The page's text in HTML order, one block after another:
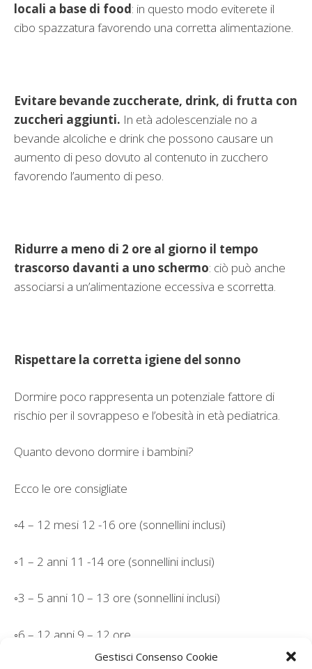
Gestisci Consenso Cookie
locali a base di food: in questo modo eviterete il
cibo spazzatura favorendo una corretta alimentazione.
Evitare bevande zuccherate, drink, di frutta con
zuccheri aggiunti. In età adolescenziale no a
bevande alcoliche e drink che possono causare un
aumento di peso dovuto al contenuto in zucchero
favorendo l’aumento di peso.
Ridurre a meno di 2 ore al giorno il tempo
trascorso davanti a uno schermo: ciò può anche
associarsi a un’alimentazione eccessiva e scorretta.
Rispettare la corretta igiene del sonno
Dormire poco rappresenta un potenziale fattore di
rischio per il sovrappeso e l’obesità in età pediatrica.
Quanto devono dormire i bambini?
Ecco le ore consigliate
◦4 – 12 mesi 12 -16 ore (sonnellini inclusi)
◦1 – 2 anni 11 -14 ore (sonnellini inclusi)
◦3 – 5 anni 10 – 13 ore (sonnellini inclusi)
◦6 – 12 anni 9 – 12 ore